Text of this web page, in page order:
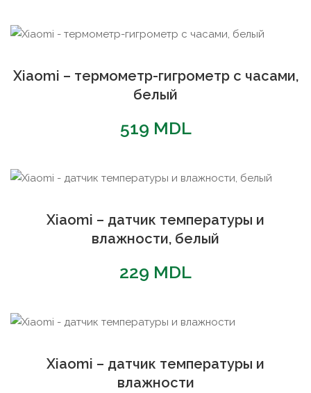
Xiaomi – термометр-гигрометр с часами,
белый
519 MDL
Xiaomi – датчик температуры и
влажности, белый
229 MDL
Xiaomi – датчик температуры и
влажности